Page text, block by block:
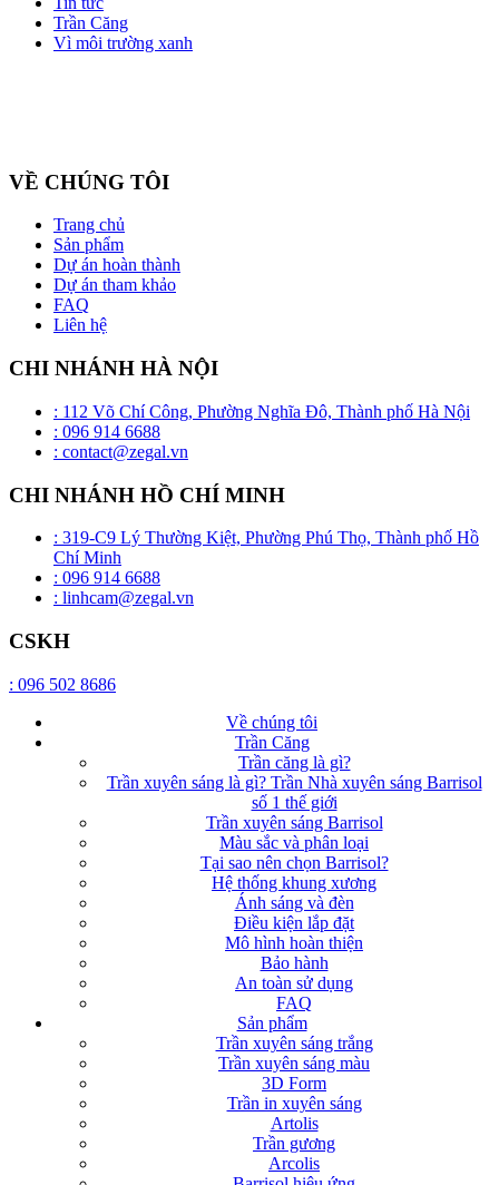
Trần Căng
Vì môi trường xanh
VỀ CHÚNG TÔI
Trang chủ
Sản phẩm
Dự án hoàn thành
Dự án tham khảo
FAQ
Liên hệ
CHI NHÁNH HÀ NỘI
: 112 Võ Chí Công, Phường Nghĩa Đô, Thành phố Hà Nội
: 096 914 6688
: contact@zegal.vn
CHI NHÁNH HỒ CHÍ MINH
: 319-C9 Lý Thường Kiệt, Phường Phú Thọ, Thành phố Hồ
Chí Minh
: 096 914 6688
: linhcam@zegal.vn
CSKH
: 096 502 8686
Về chúng tôi
Trần Căng
Trần căng là gì?
Trần xuyên sáng là gì? Trần Nhà xuyên sáng Barrisol
số 1 thế giới
Trần xuyên sáng Barrisol
Màu sắc và phân loại
Tại sao nên chọn Barrisol?
Hệ thống khung xương
Ánh sáng và đèn
Điều kiện lắp đặt
Mô hình hoàn thiện
Bảo hành
An toàn sử dụng
FAQ
Sản phẩm
Trần xuyên sáng trắng
Trần xuyên sáng màu
3D Form
Trần in xuyên sáng
Artolis
Trần gương
Arcolis